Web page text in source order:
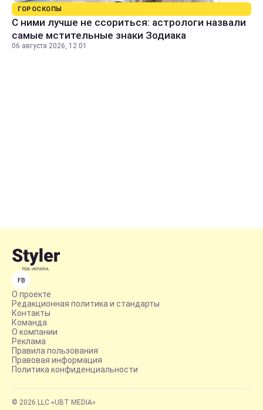
ГОРОСКОПЫ
С ними лучше не ссориться: астрологи назвали
самые мстительные знаки Зодиака
06 августа 2026, 12:01
FB
О проекте
Редакционная политика и стандарты
Контакты
Команда
О компании
Реклама
Правила пользования
Правовая информация
Политика конфиденциальности
© 2026 LLC «UBT MEDIA»